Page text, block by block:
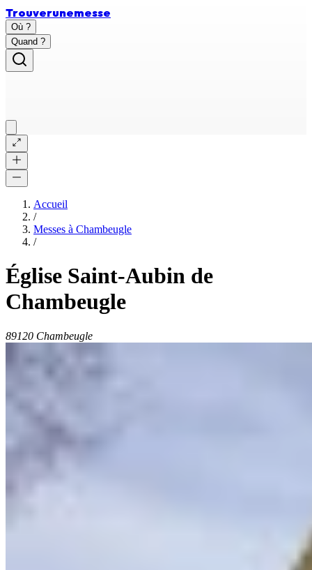
Trouverunemesse
Où ?
Quand ?
Accueil
/
Messes à Chambeugle
/
Église Saint-Aubin de
Chambeugle
89120 Chambeugle